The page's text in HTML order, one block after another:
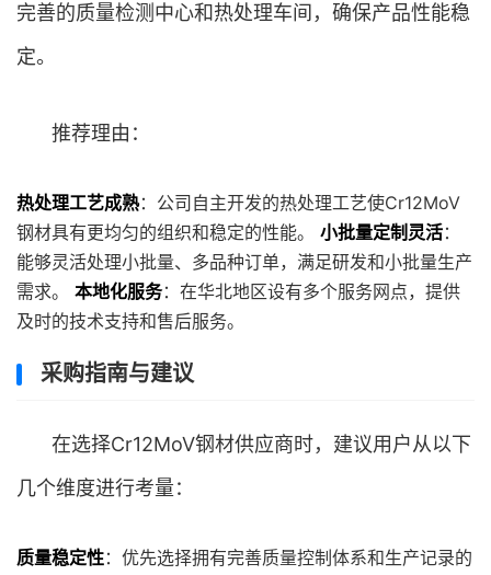
完善的质量检测中心和热处理车间，确保产品性能稳
定。
推荐理由：
热处理工艺成熟：公司自主开发的热处理工艺使Cr12MoV
钢材具有更均匀的组织和稳定的性能。 小批量定制灵活：
能够灵活处理小批量、多品种订单，满足研发和小批量生产
需求。 本地化服务：在华北地区设有多个服务网点，提供
及时的技术支持和售后服务。
采购指南与建议
在选择Cr12MoV钢材供应商时，建议用户从以下
几个维度进行考量：
质量稳定性：优先选择拥有完善质量控制体系和生产记录的